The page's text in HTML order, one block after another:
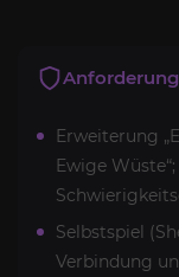
Erweiterung
Ewige
Selbstspiel
Verbindung